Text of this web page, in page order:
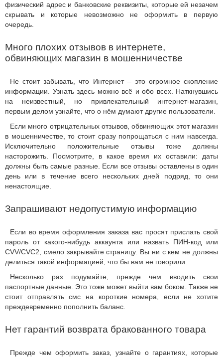
физический адрес и банковские реквизиты, которые ей незачем
скрывать и которые невозможно не оформить в первую
очередь.
Много плохих отзывов в интернете,
обвиняющих магазин в мошенничестве
Не стоит забывать, что Интернет – это огромное скопление
информации. Узнать здесь можно всё и обо всех. Наткнувшись
на неизвестный, но привлекательный интернет-магазин,
первым делом узнайте, что о нём думают другие пользователи.
Если много отрицательных отзывов, обвиняющих этот магазин
в мошенничестве, то стоит сразу попрощаться с ним навсегда.
Исключительно положительные отзывы тоже должны
насторожить. Посмотрите, в какое время их оставили: даты
должны быть самые разные. Если все отзывы оставлены в один
день или в течение всего нескольких дней подряд, то они
ненастоящие.
Запрашивают недопустимую информацию
Если во время оформления заказа вас просят прислать свой
пароль от какого-нибудь аккаунта или назвать ПИН-код или
CVV/CVC2, смело закрывайте страницу. Вы ни с кем не должны
делиться такой информацией, что бы вам не говорили.
Несколько раз подумайте, прежде чем вводить свои
паспортные данные. Это тоже может выйти вам боком. Также не
стоит отправлять смс на короткие номера, если не хотите
преждевременно пополнить баланс.
Нет гарантий возврата бракованного товара
Прежде чем оформить заказ, узнайте о гарантиях, которые